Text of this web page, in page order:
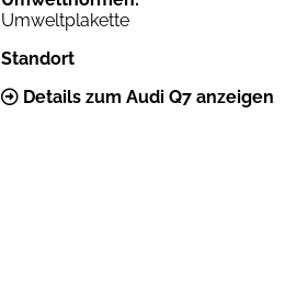
Umweltplakette
Standort
Details zum Audi Q7 anzeigen